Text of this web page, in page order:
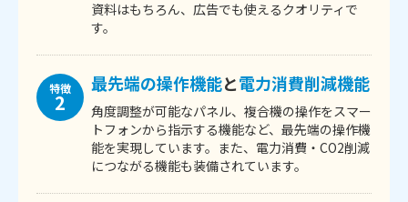
資料はもちろん、広告でも使えるクオリティで
す。
特徴
2
最先端の操作機能と電力消費削減機能
角度調整が可能なパネル、複合機の操作をスマー
トフォンから指示する機能など、最先端の操作機
能を実現しています。また、電力消費・CO2削減
につながる機能も装備されています。